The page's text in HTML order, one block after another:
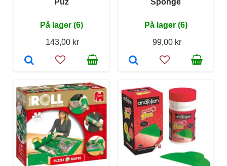
Puz
På lager (6)
143,00 kr
Sponge
På lager (6)
99,00 kr